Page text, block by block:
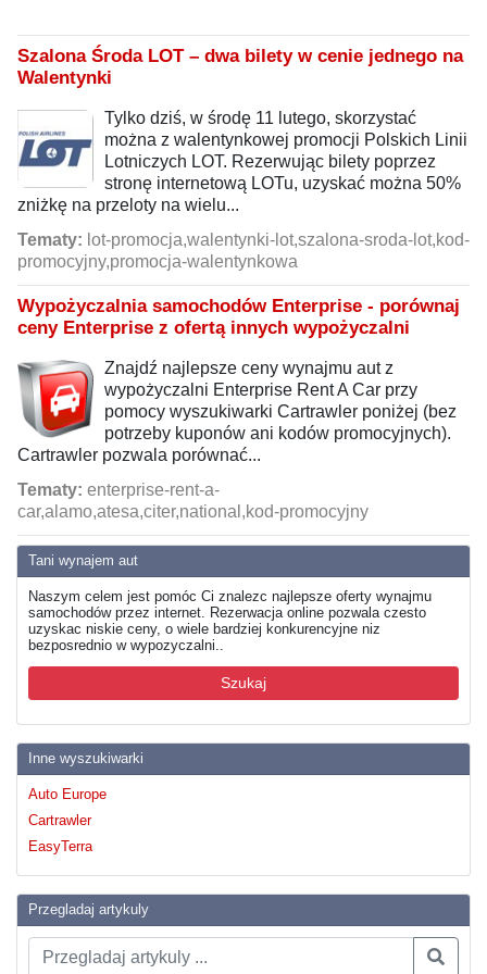
Tani wynajem aut
Naszym celem jest pomóc Ci znalezc najlepsze oferty wynajmu
samochodów przez internet. Rezerwacja online pozwala czesto
uzyskac niskie ceny, o wiele bardziej konkurencyjne niz
bezposrednio w wypozyczalni..
Szukaj
Inne wyszukiwarki
Auto Europe
Cartrawler
EasyTerra
Przegladaj artykuly
Szalona Środa LOT – dwa bilety w cenie jednego na
Walentynki
Tylko dziś, w środę 11 lutego, skorzystać
można z walentynkowej promocji Polskich Linii
Lotniczych LOT. Rezerwując bilety poprzez
stronę internetową LOTu, uzyskać można 50%
zniżkę na przeloty na wielu...
Tematy: lot-promocja,walentynki-lot,szalona-sroda-lot,kod-
promocyjny,promocja-walentynkowa
Wypożyczalnia samochodów Enterprise - porównaj
ceny Enterprise z ofertą innych wypożyczalni
Znajdź najlepsze ceny wynajmu aut z
wypożyczalni Enterprise Rent A Car przy
pomocy wyszukiwarki Cartrawler poniżej (bez
potrzeby kuponów ani kodów promocyjnych).
Cartrawler pozwala porównać...
Tematy: enterprise-rent-a-
car,alamo,atesa,citer,national,kod-promocyjny